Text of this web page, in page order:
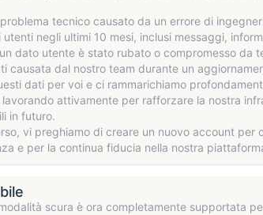
tecnico causato da un errore di
negli ultimi 10 mesi, inclusi messaggi,
dato utente è stato rubato o compromesso da
causata dal nostro team durante un
dati per voi e ci rammarichiamo
attivamente per rafforzare la nostra
in futuro.
vi preghiamo di creare un nuovo account per
e per la continua fiducia nella nostra
scura è ora completamente supportata